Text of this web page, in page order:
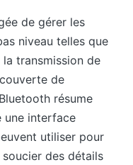
de gérer les
niveau telles que
la transmission de
de
résume
une interface
utiliser pour
des détails